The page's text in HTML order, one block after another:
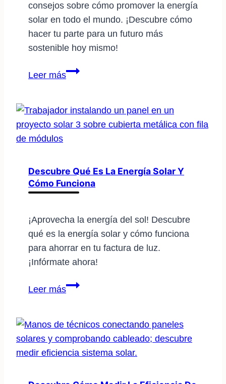
consejos sobre cómo promover la energía
solar en todo el mundo. ¡Descubre cómo
hacer tu parte para un futuro más
sostenible hoy mismo!
Leer másDescubre
métodos
para
energía
solar
global
Descubre Qué Es La Energía Solar Y
Cómo Funciona
¡Aprovecha la energía del sol! Descubre
qué es la energía solar y cómo funciona
para ahorrar en tu factura de luz.
¡Infórmate ahora!
Leer másDescubre
la
energía
solar